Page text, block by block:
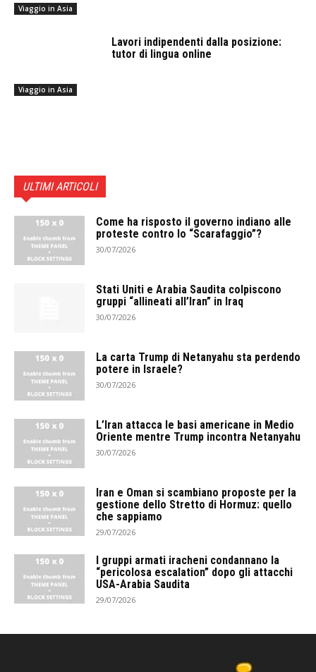
Viaggio in Asia
Viaggio in Asia
Lavori indipendenti dalla posizione:
tutor di lingua online
ULTIMI ARTICOLI
Come ha risposto il governo indiano alle
proteste contro lo “Scarafaggio”?
30/07/2026
Stati Uniti e Arabia Saudita colpiscono
gruppi “allineati all’Iran” in Iraq
30/07/2026
La carta Trump di Netanyahu sta perdendo
potere in Israele?
30/07/2026
L’Iran attacca le basi americane in Medio
Oriente mentre Trump incontra Netanyahu
30/07/2026
Iran e Oman si scambiano proposte per la
gestione dello Stretto di Hormuz: quello
che sappiamo
29/07/2026
I gruppi armati iracheni condannano la
“pericolosa escalation” dopo gli attacchi
USA-Arabia Saudita
29/07/2026